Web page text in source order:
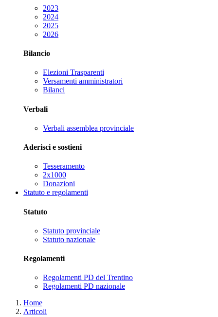
2023
2024
2025
2026
Bilancio
Elezioni Trasparenti
Versamenti amministratori
Bilanci
Verbali
Verbali assemblea provinciale
Aderisci e sostieni
Tesseramento
2x1000
Donazioni
Statuto e regolamenti
Statuto
Statuto provinciale
Statuto nazionale
Regolamenti
Regolamenti PD del Trentino
Regolamenti PD nazionale
Home
Articoli